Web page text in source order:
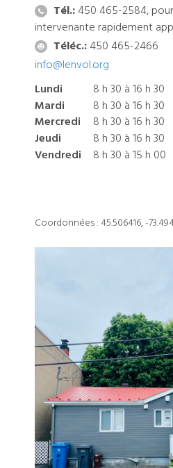
Tél.: 450 465-2584,
intervenante rapidement
Téléc.: 450 465-2466
info@lenvol.org
Lundi
8 h 30 à 16 h 30
Mardi
8 h 30 à 16 h 30
Mercredi
8 h 30 à 16 h 30
Jeudi
8 h 30 à 16 h 30
Vendredi
8 h 30 à 15 h 00
Coordonnées : 45.506416, -